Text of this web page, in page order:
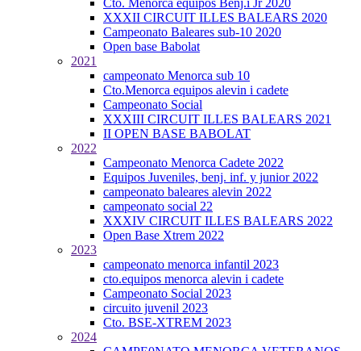
Cto. Menorca equipos Benj.i Jr 2020
XXXII CIRCUIT ILLES BALEARS 2020
Campeonato Baleares sub-10 2020
Open base Babolat
2021
campeonato Menorca sub 10
Cto.Menorca equipos alevin i cadete
Campeonato Social
XXXIII CIRCUIT ILLES BALEARS 2021
II OPEN BASE BABOLAT
2022
Campeonato Menorca Cadete 2022
Equipos Juveniles, benj. inf. y junior 2022
campeonato baleares alevin 2022
campeonato social 22
XXXIV CIRCUIT ILLES BALEARS 2022
Open Base Xtrem 2022
2023
campeonato menorca infantil 2023
cto.equipos menorca alevin i cadete
Campeonato Social 2023
circuito juvenil 2023
Cto. BSE-XTREM 2023
2024